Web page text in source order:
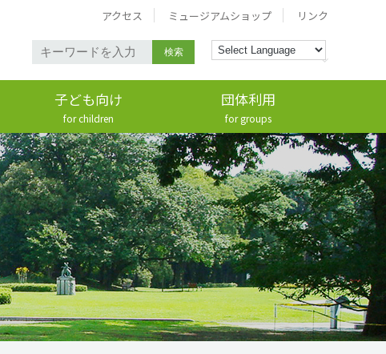
アクセス ミュージアムショップ リンク
検索
子ども向け
for children
ワークショップ
お茶の間ミュージアム
キッズコーナー
団体利用
for groups
学校団体
一般団体